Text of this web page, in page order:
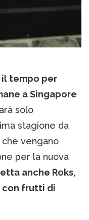
il tempo per
a Singapore
solo
stagione da
vengano
per la nuova
anche Roks,
con frutti di